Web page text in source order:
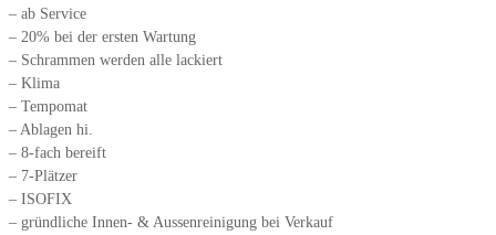
– ab Service
– 20% bei der ersten Wartung
– Schrammen werden alle lackiert
– Klima
– Tempomat
– Ablagen hi.
– 8-fach bereift
– 7-Plätzer
– ISOFIX
– gründliche Innen- & Aussenreinigung bei Verkauf